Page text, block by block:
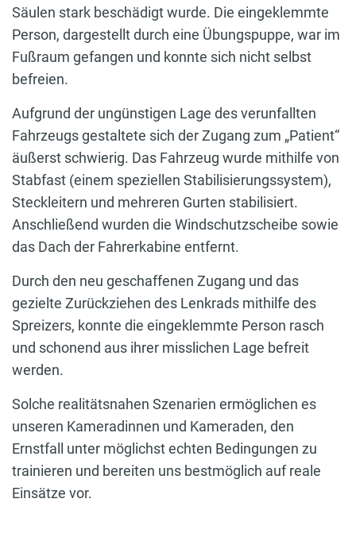
Säulen stark beschädigt wurde. Die eingeklemmte
Person, dargestellt durch eine Übungspuppe, war im
Fußraum gefangen und konnte sich nicht selbst
befreien.
Aufgrund der ungünstigen Lage des verunfallten
Fahrzeugs gestaltete sich der Zugang zum „Patient“
äußerst schwierig. Das Fahrzeug wurde mithilfe von
Stabfast (einem speziellen Stabilisierungssystem),
Steckleitern und mehreren Gurten stabilisiert.
Anschließend wurden die Windschutzscheibe sowie
das Dach der Fahrerkabine entfernt.
Durch den neu geschaffenen Zugang und das
gezielte Zurückziehen des Lenkrads mithilfe des
Spreizers, konnte die eingeklemmte Person rasch
und schonend aus ihrer misslichen Lage befreit
werden.
Solche realitätsnahen Szenarien ermöglichen es
unseren Kameradinnen und Kameraden, den
Ernstfall unter möglichst echten Bedingungen zu
trainieren und bereiten uns bestmöglich auf reale
Einsätze vor.